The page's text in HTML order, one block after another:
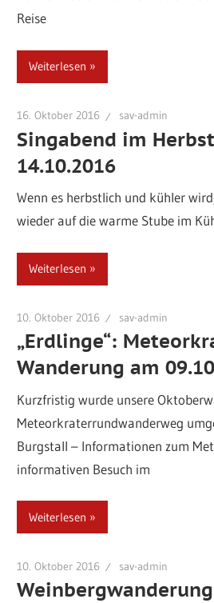
Reise
Weiterlesen
16. Oktober 2016 sav-admin
Singabend im
14.10.2016
Wenn es herbstlich und kühler
wieder auf die warme Stube im
Weiterlesen
10. Oktober 2016 sav-admin
„Erdlinge“:
Wanderung am
Kurzfristig wurde unsere
Meteorkraterrundwanderweg
Burgstall – Informationen zum
informativen Besuch im
Weiterlesen
10. Oktober 2016 sav-admin